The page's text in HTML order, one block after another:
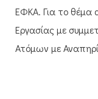
ΕΦΚΑ. Για το θέμα
Εργασίας με
Ατόμων με